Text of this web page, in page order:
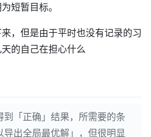
短暂目标。
，但是由于平时也没有记录的习
的自己在担心什么
到「正确」结果，所需要的条
出全局最优解」，但很明显